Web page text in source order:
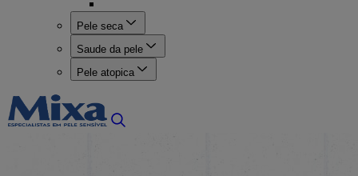
Pele seca
Saude da pele
Pele atopica